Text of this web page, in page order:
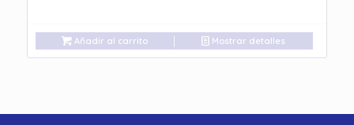
Añadir al carrito Mostrar detalles